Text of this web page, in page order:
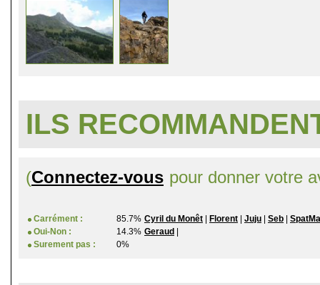
ILS
(Connectez-vous pour donner votre
Carrément : 85.7% Cyril du Monêt Florent Juju Seb
Oui-Non :
14.3% Geraud
Surement pas :
0%